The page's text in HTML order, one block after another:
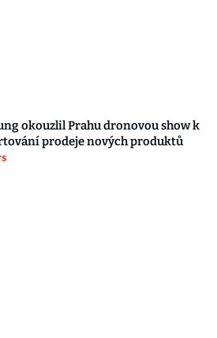
okouzlil Prahu dronovou show k
prodeje nových produktů